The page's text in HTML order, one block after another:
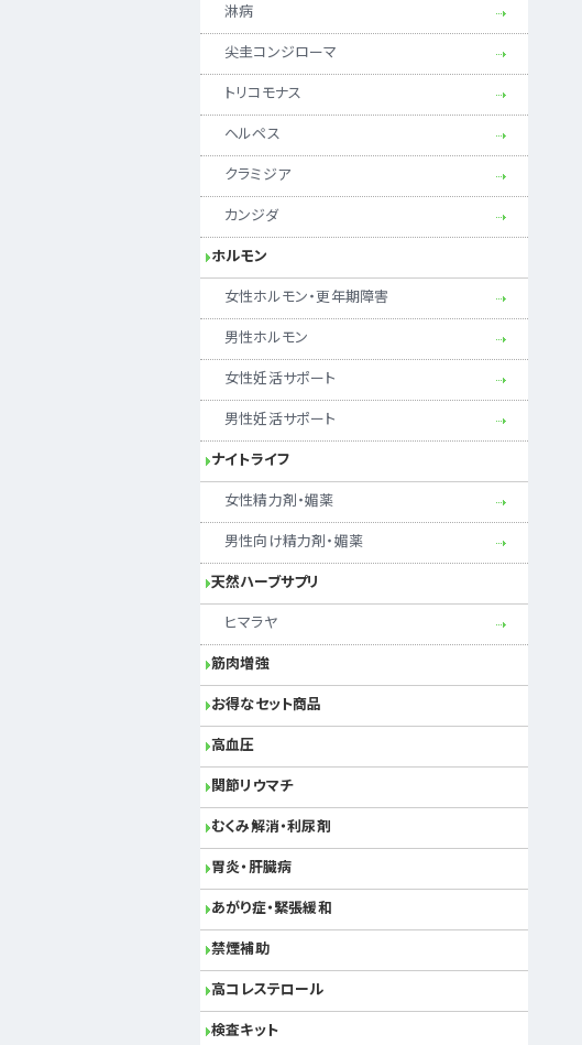
淋病
尖圭コンジローマ
トリコモナス
ヘルペス
クラミジア
カンジダ
ホルモン
女性ホルモン・更年期障害
男性ホルモン
女性妊活サポート
男性妊活サポート
ナイトライフ
女性精力剤・媚薬
男性向け精力剤・媚薬
天然ハーブサプリ
ヒマラヤ
筋肉増強
お得なセット商品
高血圧
関節リウマチ
むくみ解消・利尿剤
胃炎・肝臓病
あがり症・緊張緩和
禁煙補助
高コレステロール
検査キット